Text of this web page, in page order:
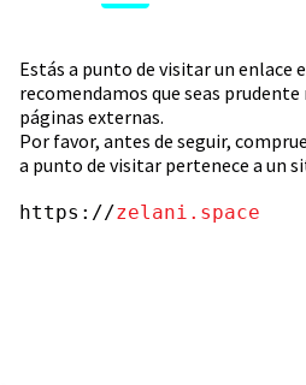
Estás a punto de visitar un enlace
recomendamos que seas
páginas externas.
Por favor, antes de seguir,
a punto de visitar pertenece a un
https://zelani.space